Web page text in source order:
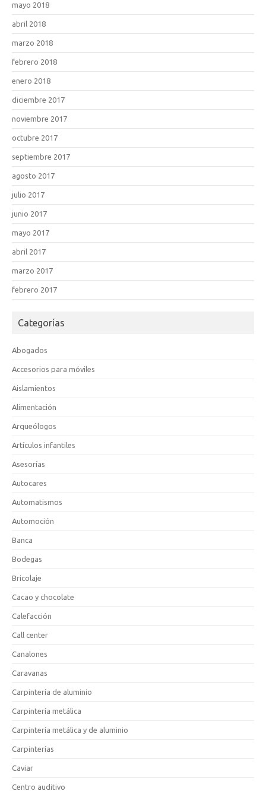
mayo 2018
abril 2018
marzo 2018
febrero 2018
enero 2018
diciembre 2017
noviembre 2017
octubre 2017
septiembre 2017
agosto 2017
julio 2017
junio 2017
mayo 2017
abril 2017
marzo 2017
febrero 2017
Categorías
Abogados
Accesorios para móviles
Aislamientos
Alimentación
Arqueólogos
Artículos infantiles
Asesorías
Autocares
Automatismos
Automoción
Banca
Bodegas
Bricolaje
Cacao y chocolate
Calefacción
Call center
Canalones
Caravanas
Carpintería de aluminio
Carpintería metálica
Carpintería metálica y de aluminio
Carpinterías
Caviar
Centro auditivo